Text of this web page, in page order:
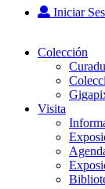
Iniciar
Colección
Visita